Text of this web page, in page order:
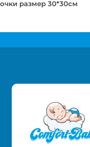
размер 30*30см